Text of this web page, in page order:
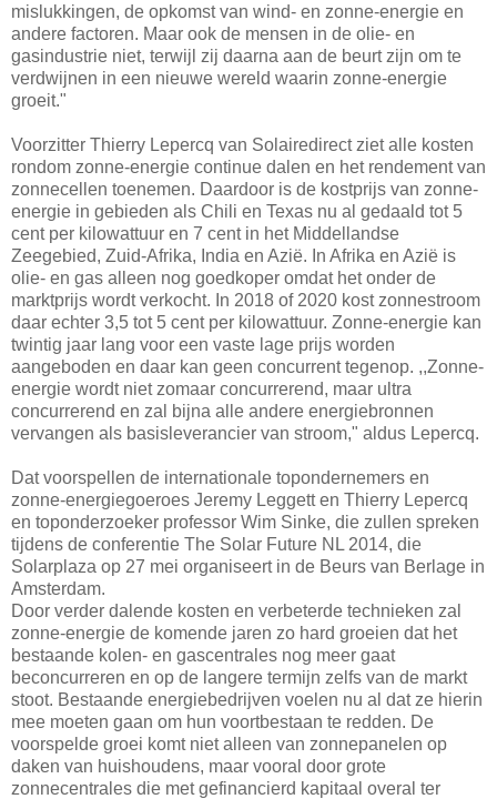
mislukkingen, de opkomst van wind- en zonne-energie en
andere factoren. Maar ook de mensen in de olie- en
gasindustrie niet, terwijl zij daarna aan de beurt zijn om te
verdwijnen in een nieuwe wereld waarin zonne-energie
groeit."
Voorzitter Thierry Lepercq van Solairedirect ziet alle kosten
rondom zonne-energie continue dalen en het rendement van
zonnecellen toenemen. Daardoor is de kostprijs van zonne-
energie in gebieden als Chili en Texas nu al gedaald tot 5
cent per kilowattuur en 7 cent in het Middellandse
Zeegebied, Zuid-Afrika, India en Azië. In Afrika en Azië is
olie- en gas alleen nog goedkoper omdat het onder de
marktprijs wordt verkocht. In 2018 of 2020 kost zonnestroom
daar echter 3,5 tot 5 cent per kilowattuur. Zonne-energie kan
twintig jaar lang voor een vaste lage prijs worden
aangeboden en daar kan geen concurrent tegenop. ,,Zonne-
energie wordt niet zomaar concurrerend, maar ultra
concurrerend en zal bijna alle andere energiebronnen
vervangen als basisleverancier van stroom," aldus Lepercq.
Dat voorspellen de internationale topondernemers en
zonne-energiegoeroes Jeremy Leggett en Thierry Lepercq
en toponderzoeker professor Wim Sinke, die zullen spreken
tijdens de conferentie The Solar Future NL 2014, die
Solarplaza op 27 mei organiseert in de Beurs van Berlage in
Amsterdam.
Door verder dalende kosten en verbeterde technieken zal
zonne-energie de komende jaren zo hard groeien dat het
bestaande kolen- en gascentrales nog meer gaat
beconcurreren en op de langere termijn zelfs van de markt
stoot. Bestaande energiebedrijven voelen nu al dat ze hierin
mee moeten gaan om hun voortbestaan te redden. De
voorspelde groei komt niet alleen van zonnepanelen op
daken van huishoudens, maar vooral door grote
zonnecentrales die met gefinancierd kapitaal overal ter